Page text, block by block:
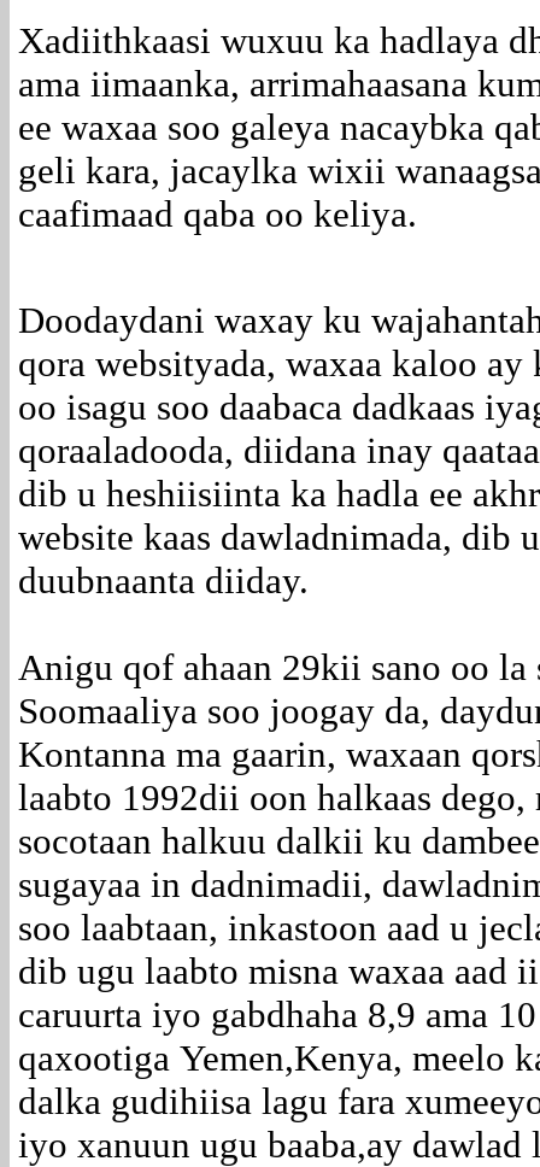
Xadiithkaasi wuxuu ka hadlaya
ama iimaanka, arrimahaasana
ee waxaa soo galeya nacaybka
geli kara, jacaylka wixii
caafimaad qaba oo keliya.
Doodaydani waxay ku
qora websityada, waxaa kaloo
oo isagu soo daabaca dadkaas
qoraaladooda, diidana inay
dib u heshiisiinta ka hadla ee
website kaas dawladnimada, dib
duubnaanta diiday.
Anigu qof ahaan 29kii sano oo
Soomaaliya soo joogay da,
Kontanna ma gaarin, waxaan
laabto 1992dii oon halkaas
socotaan halkuu dalkii ku
sugayaa in dadnimadii,
soo laabtaan, inkastoon aad u
dib ugu laabto misna waxaa aad
caruurta iyo gabdhaha 8,9 ama
qaxootiga Yemen,Kenya, meelo
dalka gudihiisa lagu fara
iyo xanuun ugu baaba,ay dawlad